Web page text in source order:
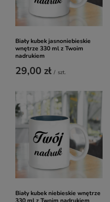
Biały kubek jasnoniebieskie
wnętrze 330 ml z Twoim
nadrukiem
29,00 zł / szt.
Biały kubek niebieskie wnętrze